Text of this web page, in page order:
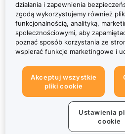
działania i zapewnienia
zgodą wykorzystujemy również
funkcjonalnością, analityką,
społecznościowymi, aby
poznać sposób korzystania ze
wspierać funkcje marketingowe i
Akceptuj wszystkie
pliki cookie
Ustawienia
cookie